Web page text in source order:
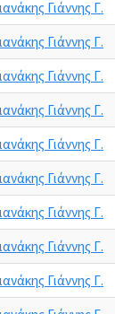
Γιάννης Γ.
Γιάννης Γ.
Γιάννης Γ.
Γιάννης Γ.
Γιάννης Γ.
Γιάννης Γ.
Γιάννης Γ.
Γιάννης Γ.
Γιάννης Γ.